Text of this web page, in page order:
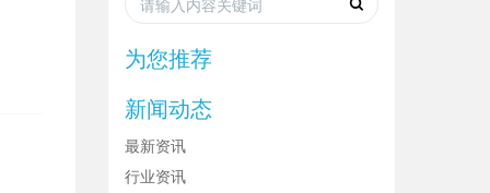
为您推荐
新闻动态
最新资讯
行业资讯